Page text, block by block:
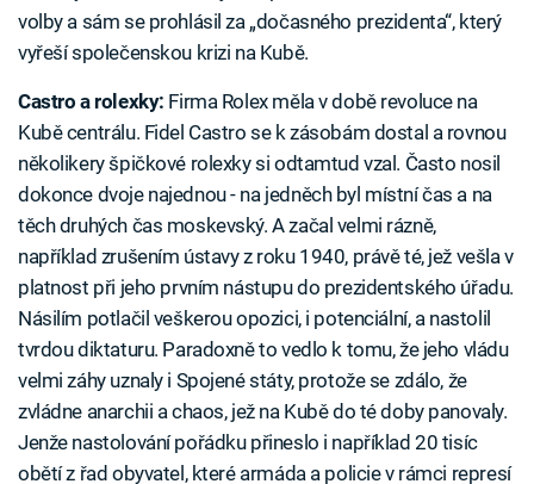
volby a sám se prohlásil za „dočasného prezidenta“, který
vyřeší společenskou krizi na Kubě.
Castro a rolexky: Firma Rolex měla v době revoluce na
Kubě centrálu. Fidel Castro se k zásobám dostal a rovnou
několikery špičkové rolexky si odtamtud vzal. Často nosil
dokonce dvoje najednou - na jedněch byl místní čas a na
těch druhých čas moskevský. A začal velmi rázně,
například zrušením ústavy z roku 1940, právě té, jež vešla v
platnost při jeho prvním nástupu do prezidentského úřadu.
Násilím potlačil veškerou opozici, i potenciální, a nastolil
tvrdou diktaturu. Paradoxně to vedlo k tomu, že jeho vládu
velmi záhy uznaly i Spojené státy, protože se zdálo, že
zvládne anarchii a chaos, jež na Kubě do té doby panovaly.
Jenže nastolování pořádku přineslo i například 20 tisíc
obětí z řad obyvatel, které armáda a policie v rámci represí